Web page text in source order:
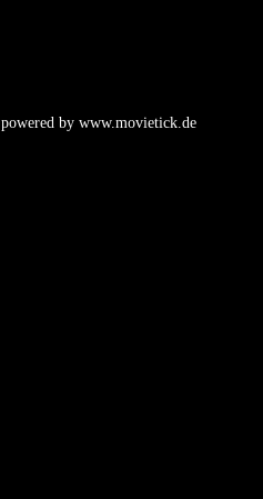
powered by www.movietick.de